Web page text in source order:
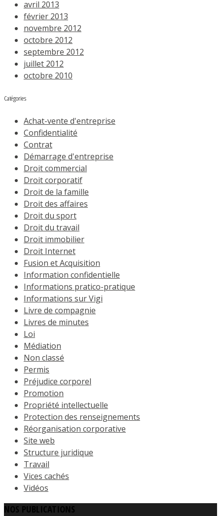
avril 2013
février 2013
novembre 2012
octobre 2012
septembre 2012
juillet 2012
octobre 2010
Catégories
Achat-vente d'entreprise
Confidentialité
Contrat
Démarrage d'entreprise
Droit commercial
Droit corporatif
Droit de la famille
Droit des affaires
Droit du sport
Droit du travail
Droit immobilier
Droit Internet
Fusion et Acquisition
Information confidentielle
Informations pratico-pratique
Informations sur Vigi
Livre de compagnie
Livres de minutes
Loi
Médiation
Non classé
Permis
Préjudice corporel
Promotion
Propriété intellectuelle
Protection des renseignements
Réorganisation corporative
Site web
Structure juridique
Travail
Vices cachés
Vidéos
NOS PUBLICATIONS